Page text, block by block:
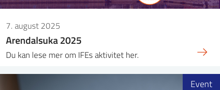
7. august 2025
Arendalsuka 2025
Du kan lese mer om IFEs aktivitet her.
Event